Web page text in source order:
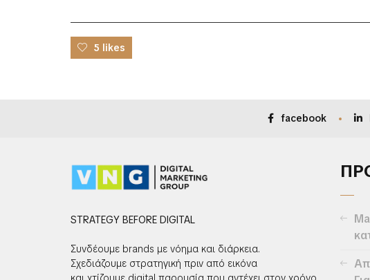
5 likes
facebook
STRATEGY BEFORE DIGITAL
Συνδέουμε brands με νόημα και διάρκεια.
Σχεδιάζουμε στρατηγική πριν από εικόνα